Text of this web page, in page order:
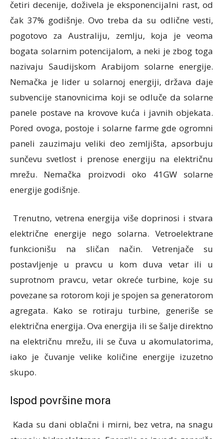
četiri decenije, doživela je eksponencijalni rast, od
čak 37% godišnje. Ovo treba da su odlične vesti,
pogotovo za Australiju, zemlju, koja je veoma
bogata solarnim potencijalom, a neki je zbog toga
nazivaju Saudijskom Arabijom solarne energije.
Nemačka je lider u solarnoj energiji, država daje
subvencije stanovnicima koji se odluče da solarne
panele postave na krovove kuća i javnih objekata.
Pored ovoga, postoje i solarne farme gde ogromni
paneli zauzimaju veliki deo zemljišta, apsorbuju
sunčevu svetlost i prenose energiju na električnu
mrežu. Nemačka proizvodi oko 41GW solarne
energije godišnje.
Trenutno, vetrena energija više doprinosi i stvara
električne energije nego solarna. Vetroelektrane
funkcionišu na sličan način. Vetrenjače su
postavljenje u pravcu u kom duva vetar ili u
suprotnom pravcu, vetar okreće turbine, koje su
povezane sa rotorom koji je spojen sa generatorom
agregata. Kako se rotiraju turbine, generiše se
električna energija. Ova energija ili se šalje direktno
na električnu mrežu, ili se čuva u akomulatorima,
iako je čuvanje velike količine energije izuzetno
skupo.
Ispod površine mora
Kada su dani oblačni i mirni, bez vetra, na snagu